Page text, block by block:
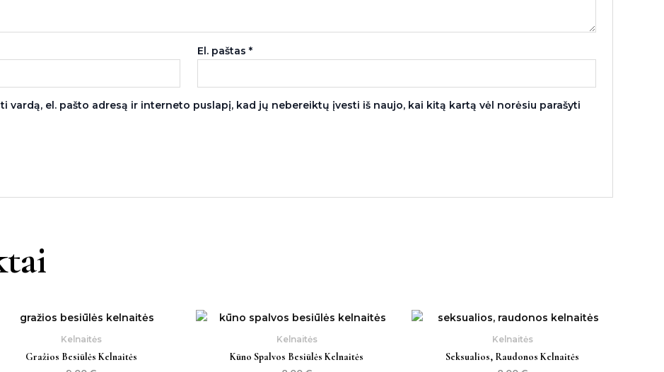
El. paštas *
vardą, el. pašto adresą ir interneto puslapį, kad jų nebereiktų įvesti iš naujo, kai kitą kartą vėl norėsiu parašyti
Kelnaitės
Gražios Besiūlės Kelnaitės
Kelnaitės
Kūno Spalvos Besiūlės Kelnaitės
Kelnaitės
Seksualios, Raudonos Kelnaitės